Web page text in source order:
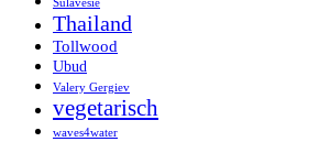
Sulavesie
Thailand
Tollwood
Ubud
Valery Gergiev
vegetarisch
waves4water